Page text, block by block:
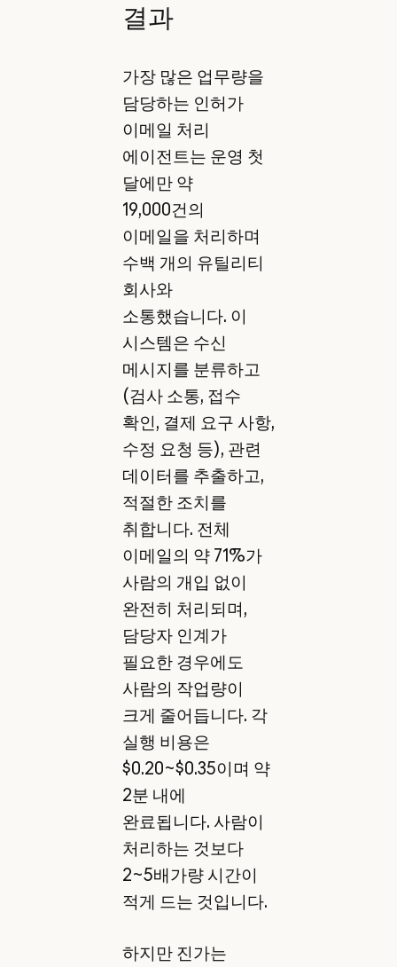
결과
가장 많은 업무량을
담당하는 인허가
이메일 처리
에이전트는 운영 첫
달에만 약
19,000건의
이메일을 처리하며
수백 개의 유틸리티
회사와
소통했습니다. 이
시스템은 수신
메시지를 분류하고
(검사 소통, 접수
확인, 결제 요구 사항,
수정 요청 등), 관련
데이터를 추출하고,
적절한 조치를
취합니다. 전체
이메일의 약 71%가
사람의 개입 없이
완전히 처리되며,
담당자 인계가
필요한 경우에도
사람의 작업량이
크게 줄어듭니다. 각
실행 비용은
$0.20~$0.35이며 약
2분 내에
완료됩니다. 사람이
처리하는 것보다
2~5배가량 시간이
적게 드는 것입니다.
하지만 진가는